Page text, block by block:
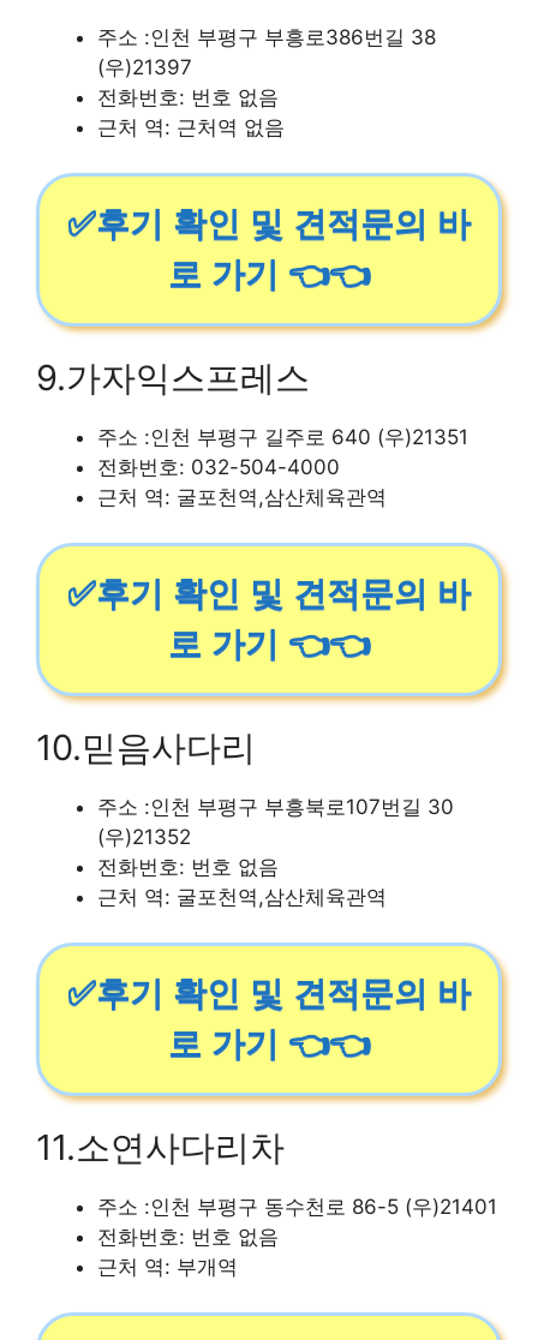
주소 :인천 부평구 부흥로386번길 38
(우)21397
전화번호: 번호 없음
근처 역: 근처역 없음
✅후기 확인 및 견적문의 바
로 가기 👈👈
9.가자익스프레스
주소 :인천 부평구 길주로 640 (우)21351
전화번호: 032-504-4000
근처 역: 굴포천역,삼산체육관역
✅후기 확인 및 견적문의 바
로 가기 👈👈
10.믿음사다리
주소 :인천 부평구 부흥북로107번길 30
(우)21352
전화번호: 번호 없음
근처 역: 굴포천역,삼산체육관역
✅후기 확인 및 견적문의 바
로 가기 👈👈
11.소연사다리차
주소 :인천 부평구 동수천로 86-5 (우)21401
전화번호: 번호 없음
근처 역: 부개역